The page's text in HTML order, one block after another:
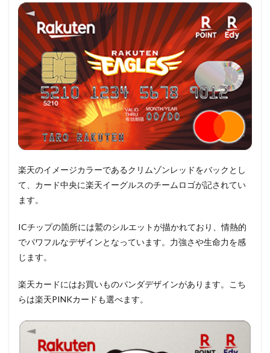
楽天のイメージカラーであるクリムゾンレッドをバックとし
て、カード中央に楽天イーグルスのチームロゴが記されてい
ます。
ICチップの箇所には鷲のシルエットが描かれており、情熱的
でパワフルなデザインとなっています。力強さや生命力を感
じます。
楽天カードにはお買いものパンダデザインがあります。こち
らは楽天PINKカードも選べます。